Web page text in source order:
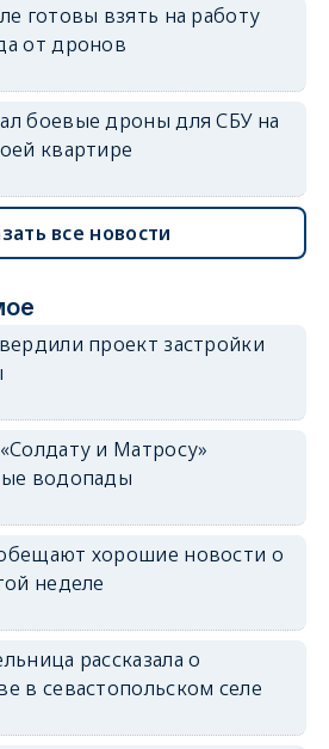
готовы взять на работу
от дронов
боевые дроны для СБУ на
квартире
все новости
проект застройки
и Матросу»
водопады
хорошие новости о
неделе
рассказала о
в севастопольском селе